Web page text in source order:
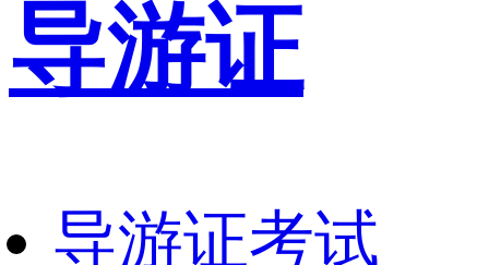
导游证
导游证考试